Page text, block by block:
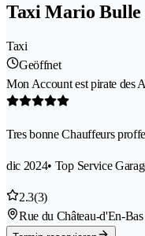
Taxi Mario Bulle
Taxi
Geöffnet
Mon Account est pirate des
Tres bonne Chauffeurs
dic 2024• Top Service
2.3(3)
Rue du Château-d'En-